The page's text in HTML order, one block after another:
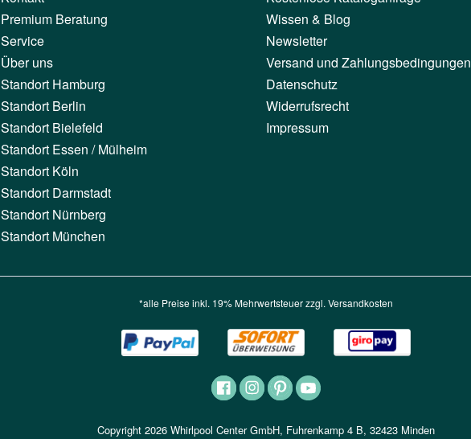
Premium Beratung
Service
Über uns
Standort Hamburg
Standort Berlin
Standort Bielefeld
Standort Essen / Mülheim
Standort Köln
Standort Darmstadt
Standort Nürnberg
Standort München
Wissen & Blog
Newsletter
Versand und Zahlungsbedingungen
Datenschutz
Widerrufsrecht
Impressum
*alle Preise inkl. 19% Mehrwertsteuer zzgl. Versandkosten
Copyright 2026 Whirlpool Center GmbH, Fuhrenkamp 4 B, 32423 Minden